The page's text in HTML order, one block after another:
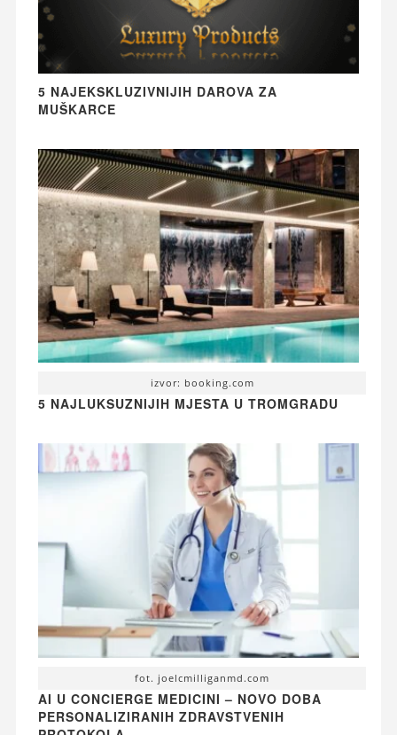
5 NAJEKSKLUZIVNIJIH DAROVA ZA
MUŠKARCE
izvor: booking.com
5 NAJLUKSUZNIJIH MJESTA U TROMGRADU
fot. joelcmilliganmd.com
AI U CONCIERGE MEDICINI – NOVO DOBA
PERSONALIZIRANIH ZDRAVSTVENIH